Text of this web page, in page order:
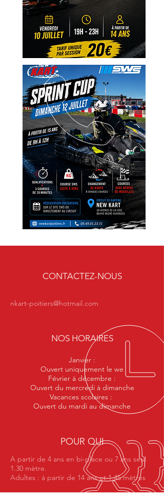
CONTACTEZ-NOUS
nkart-poitiers@hotmail.com
NOS HORAIRES
Janvier :
Ouvert uniquement le we
Février à décembre :
Ouvert du mercredi à dimanche
Vacances scolaires :
Ouvert du mardi au dimanche
POUR QUI
A partir de 4 ans en bi-place ou 7 ans seul
1.30 mètre.
Adultes : à partir de 14 ans et 1,45 mètres